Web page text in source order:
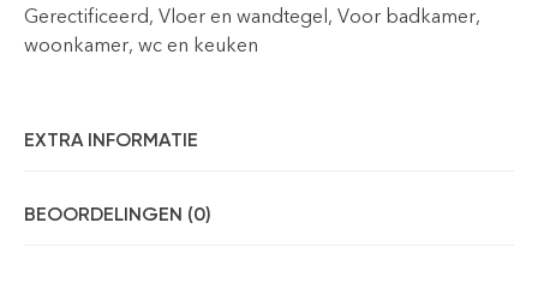
Gerectificeerd, Vloer en wandtegel, Voor badkamer,
woonkamer, wc en keuken
EXTRA INFORMATIE
BEOORDELINGEN (0)